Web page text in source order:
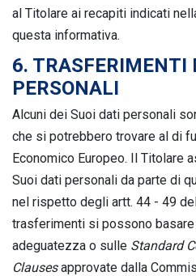
al Titolare ai recapiti indicati
questa informativa.
6. TRASFERIMENTI
PERSONALI
Alcuni dei Suoi dati personali
che si potrebbero trovare al di
Economico Europeo. Il Titolare
Suoi dati personali da parte di
nel rispetto degli artt. 44 - 49
trasferimenti si possono
adeguatezza o sulle Standard
Clausesapprovate dalla